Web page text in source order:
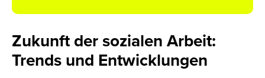
Zukunft der sozialen Arbeit:
Trends und Entwicklungen